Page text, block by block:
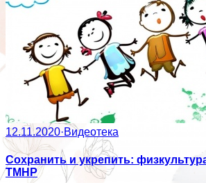
12.11.2020·Видеотека
Сохранить и укрепить:
ТМНР